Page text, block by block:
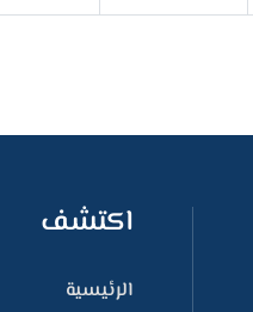
اكتشف
الرئيسية